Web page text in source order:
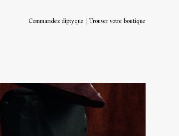
Commandez diptyque Trouver votre boutique